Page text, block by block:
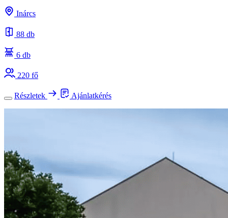
Inárcs
88 db
6 db
220 fő
Részletek Ajánlatkérés